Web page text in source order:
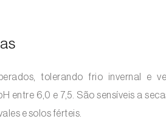
tolerando frio invernal e
entre 6,0 e 7,5. São sensíveis a
e solos férteis.